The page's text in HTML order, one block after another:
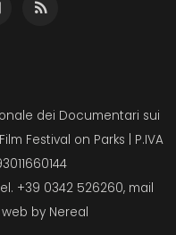
dei Documentari sui
Festival on Parks | P.IVA
+39 0342 526260, mail
web by Nereal